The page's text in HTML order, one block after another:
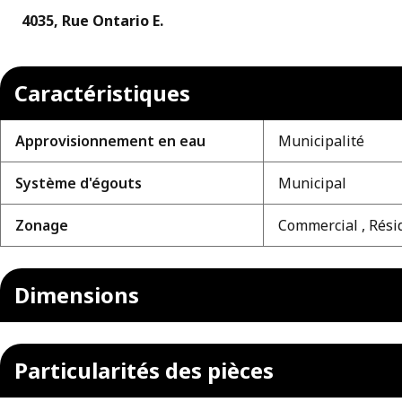
4035, Rue Ontario E.
Caractéristiques
Approvisionnement en eau Municipalité
Système d'égouts Municipal
Zonage Commercial ,
Dimensions
Particularités des pièces